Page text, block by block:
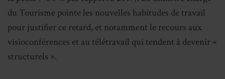
du Tourisme pointe les nouvelles habitudes de travail
pour justifier ce retard, et notamment le recours aux
visioconférences et au télétravail qui tendent à devenir «
structurels ».